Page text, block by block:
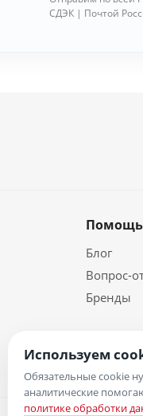
СДЭК | Почтой
Помощь
Блог
Вопрос-
Бренды
Используем
Обязательные cookie
аналитические
политике обработки